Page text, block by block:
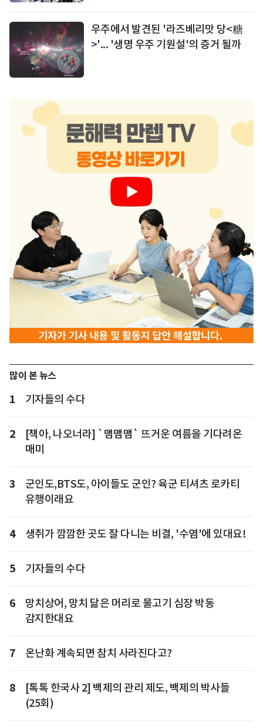
우주에서 발견된 '라즈베리맛 당<糖
>'... '생명 우주 기원설'의 증거 될까
많이 본 뉴스
1 기자들의 수다
2
[책아, 나오너라] `맴맴맴` 뜨거운 여름을 기다려온
매미
3
군인도,BTS도, 아이들도 군인? 육군 티셔츠 로카티
유행이래요
4 생쥐가 깜깜한 곳도 잘 다니는 비결, '수염'에 있대요!
5 기자들의 수다
6
망치상어, 망치 닮은 머리로 물고기 심장 박동
감지한대요
7 온난화 계속되면 참치 사라진다고?
8
[톡톡 한국사 2] 백제의 관리 제도, 백제의 박사들
(25회)